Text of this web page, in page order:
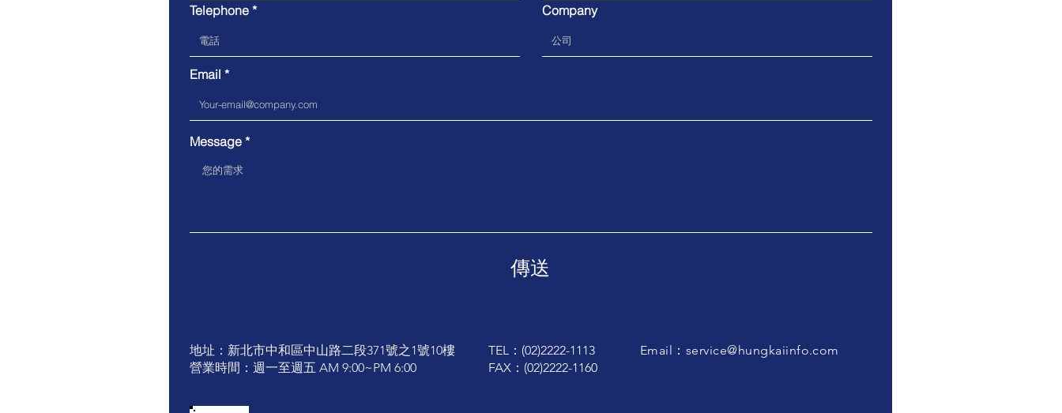
Telephone Company
Email
Message
傳送
​地址：新北市中和區中山路二段371號之1號10樓
營業時間：週一至週五 AM 9:00~PM 6:00
TEL：(02)2222-1113
FAX：(02)2222-1160
Email： service@hungkaiinfo.com